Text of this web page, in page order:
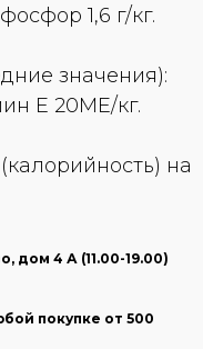
1,6 г/кг.
значения):
Е 20ME/кг.
(калорийность) на
дом 4 А (11.00-19.00)
покупке от 500